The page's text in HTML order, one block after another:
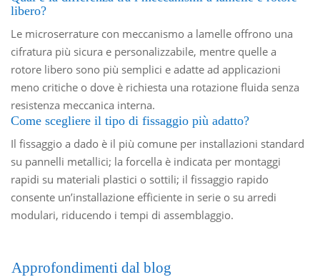
libero?
Le microserrature con meccanismo a lamelle offrono una
cifratura più sicura e personalizzabile, mentre quelle a
rotore libero sono più semplici e adatte ad applicazioni
meno critiche o dove è richiesta una rotazione fluida senza
resistenza meccanica interna.
Come scegliere il tipo di fissaggio più adatto?
Il fissaggio a dado è il più comune per installazioni standard
su pannelli metallici; la forcella è indicata per montaggi
rapidi su materiali plastici o sottili; il fissaggio rapido
consente un’installazione efficiente in serie o su arredi
modulari, riducendo i tempi di assemblaggio.
Approfondimenti dal blog